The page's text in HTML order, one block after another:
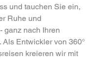
und tauchen Sie ein,
Ruhe und
ganz nach Ihren
Als Entwickler von 360°
kreieren wir mit